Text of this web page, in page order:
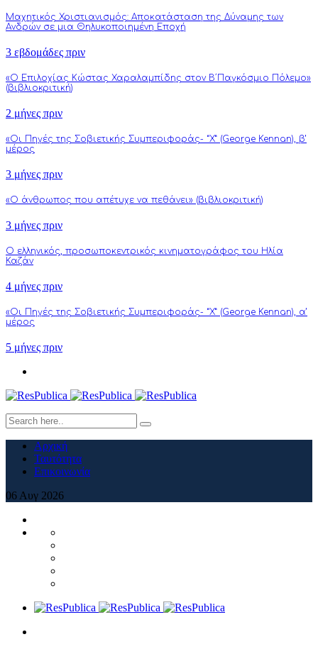
Μαχητικός Χριστιανισμός: Αποκατάσταση της Δύναμης των
Ανδρών σε μια Θηλυκοποιημένη Εποχή
3 εβδομάδες πριν
«Ο Επιλοχίας Κώστας Χαραλαμπίδης στον Β΄Παγκόσμιο Πόλεμο»
(βιβλιοκριτική)
2 μήνες πριν
«Οι Πηγές της Σοβιετικής Συμπεριφοράς- “Χ” (George Kennan), β’
μέρος
3 μήνες πριν
«Ο άνθρωπος που απέτυχε να πεθάνει» (βιβλιοκριτική)
3 μήνες πριν
Ο ελληνικός, προσωποκεντρικός κινηματογράφος του Ηλία
Καζάν
4 μήνες πριν
«Οι Πηγές της Σοβιετικής Συμπεριφοράς- “Χ” (George Kennan), α’
μέρος
5 μήνες πριν
Αρχική
Ταυτότητα
Επικοινωνία
06Αυγ 2026